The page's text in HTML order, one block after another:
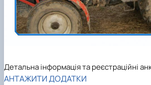
Детальна інформація та реєстраційні
АНТАЖИТИ ДОДАТКИ